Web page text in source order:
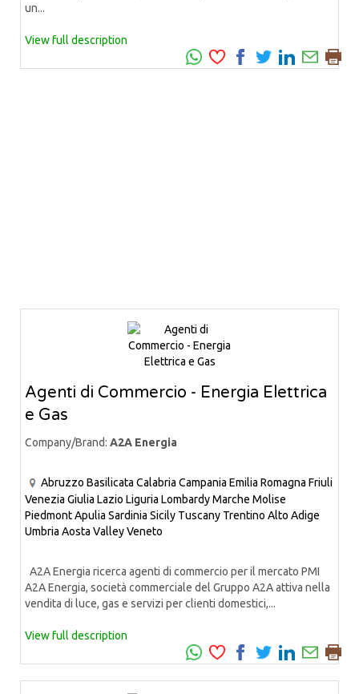
un...
View full description
Agenti di Commercio - Energia Elettrica
e Gas
Company/Brand: A2A Energia
Abruzzo Basilicata Calabria Campania Emilia Romagna Friuli
Venezia Giulia Lazio Liguria LombardyMarche Molise
PiedmontApulia Sardinia Sicily Tuscany Trentino Alto Adige
Umbria Aosta ValleyVeneto
A2A Energia ricerca agenti di commercio per il mercato PMI
A2A Energia, società commerciale del Gruppo A2A attiva nella
vendita di luce, gas e servizi per clienti domestici,...
View full description